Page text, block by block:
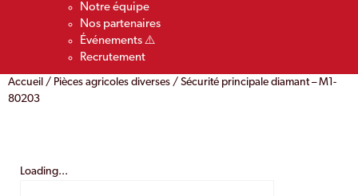
Notre équipe
Nos partenaires
Événements ⚠️
Recrutement
Accueil / Pièces agricoles diverses / Sécurité principale diamant – M1-
80203
Loading...